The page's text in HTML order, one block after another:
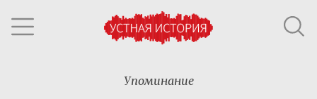
Упоминание